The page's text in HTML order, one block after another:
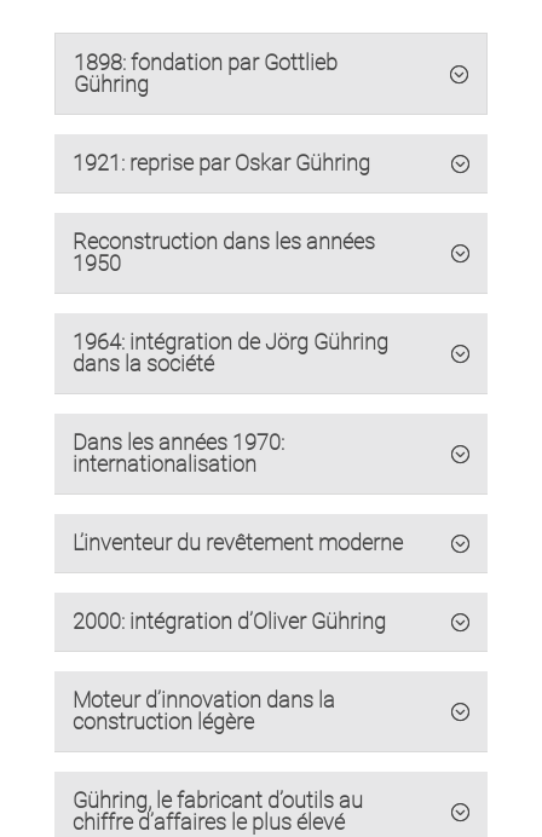
1898: fondation par Gottlieb
Gühring
1921: reprise par Oskar Gühring
Reconstruction dans les années
1950
1964: intégration de Jörg Gühring
dans la société
Dans les années 1970:
internationalisation
L’inventeur du revêtement moderne
2000: intégration d’Oliver Gühring
Moteur d’innovation dans la
construction légère
Gühring, le fabricant d’outils au
chiffre d’affaires le plus élevé